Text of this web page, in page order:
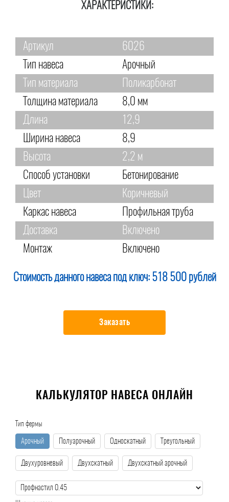
ХАРАКТЕРИСТИКИ:
Артикул
6026
Тип навеса
Арочный
Тип материала
Поликарбонат
Толщина материала
8,0 мм
Длина
12,9
Ширина навеса
8,9
Высота
2,2 м
Способ установки
Бетонирование
Цвет
Коричневый
Каркас навеса
Профильная труба
Доставка
Включено
Монтаж
Включено
Стоимость данного навеса под ключ: 518 500 рублей
Заказать
КАЛЬКУЛЯТОР НАВЕСА ОНЛАЙН
Тип фермы
Арочный Полуарочный Односкатный Треугольный
Двухуровневый Двухскатный Двухскатный арочный